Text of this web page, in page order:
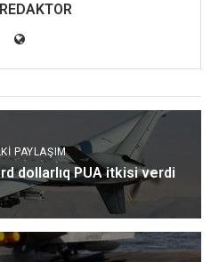
PAYLAŞIM
dollarlıq PUA itkisi verdi